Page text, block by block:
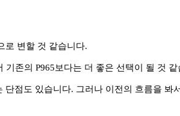
로 변할 것 같습니다.
존의 P965보다는 더 좋은 선택이 될 것 같
점도 있습니다. 그러나 이전의 흐름을